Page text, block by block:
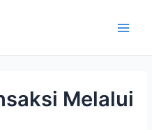
Melalui